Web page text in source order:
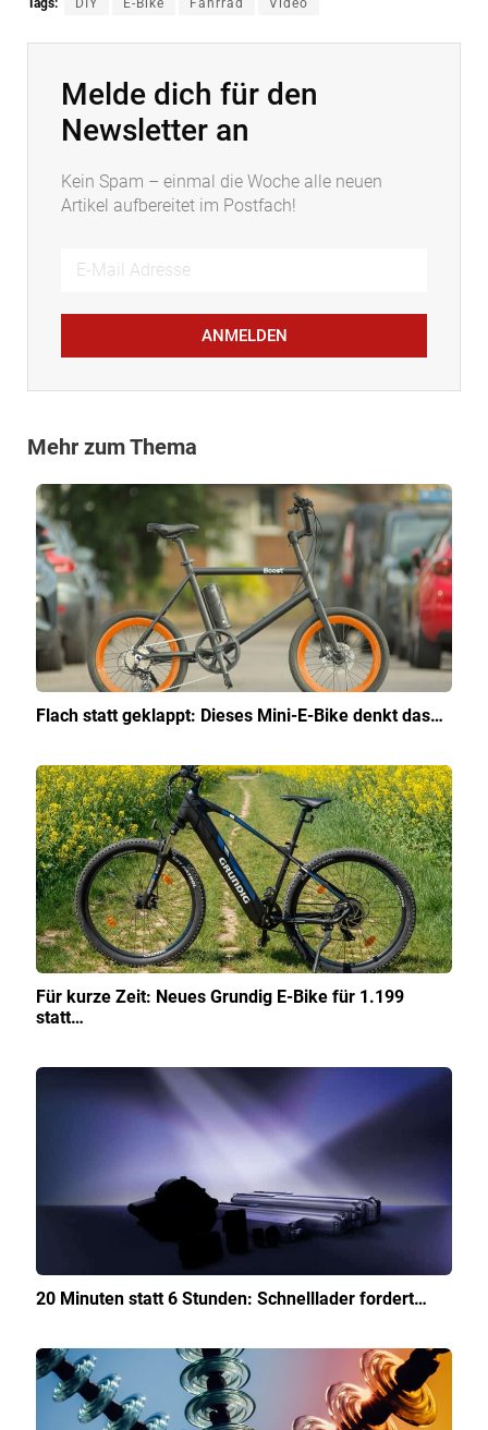
Tags: DIY E-Bike Fahrrad Video
Melde dich für den
Newsletter an
Kein Spam – einmal die Woche alle neuen
Artikel aufbereitet im Postfach!
ANMELDEN
Mehr zum Thema
Flach statt geklappt: Dieses Mini-E-Bike denkt das…
Für kurze Zeit: Neues Grundig E-Bike für 1.199
statt…
20 Minuten statt 6 Stunden: Schnelllader fordert…